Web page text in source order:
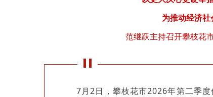
为推动经济
范继跃主持召开攀枝花
7月2日，攀枝花市2026年第二季